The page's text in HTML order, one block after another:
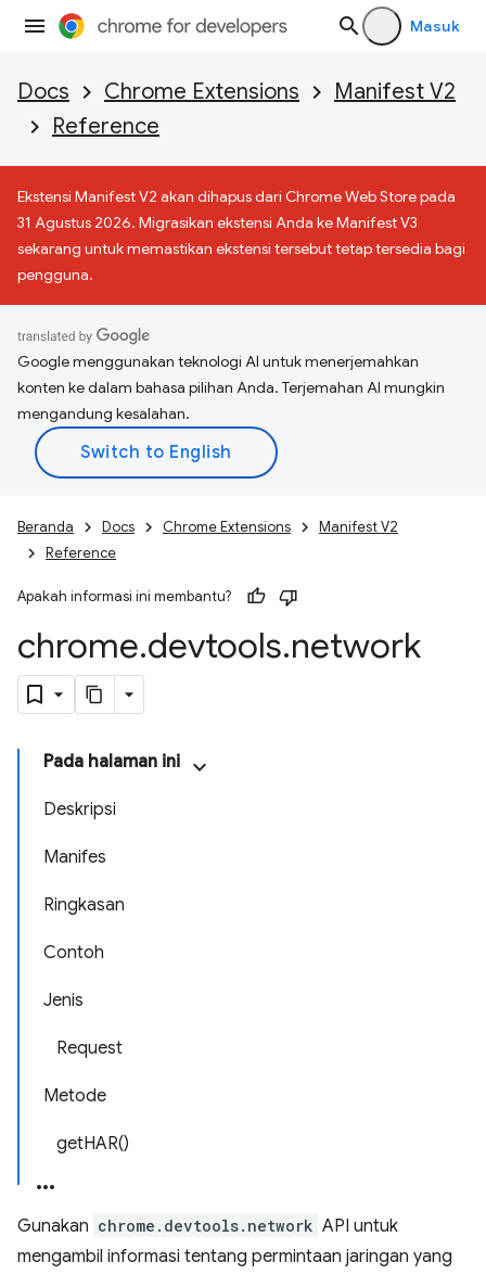
Masuk
Docs Chrome Extensions
Manifest V2
Reference
Ekstensi Manifest V2 akan dihapus dari Chrome Web Store pada
31 Agustus 2026. Migrasikan ekstensi Anda ke Manifest V3
sekarang untuk memastikan ekstensi tersebut tetap tersedia bagi
pengguna.
Google menggunakan teknologi AI untuk menerjemahkan
konten ke dalam bahasa pilihan Anda. Terjemahan AI mungkin
mengandung kesalahan.
Beranda Docs Chrome Extensions
Manifest V2
Reference
Apakah informasi ini membantu?
chrome.devtools.network
Pada halaman ini
Deskripsi
Manifes
Ringkasan
Contoh
Jenis
Request
Metode
getHAR()
Gunakan chrome.devtools.network API untuk
mengambil informasi tentang permintaan jaringan yang